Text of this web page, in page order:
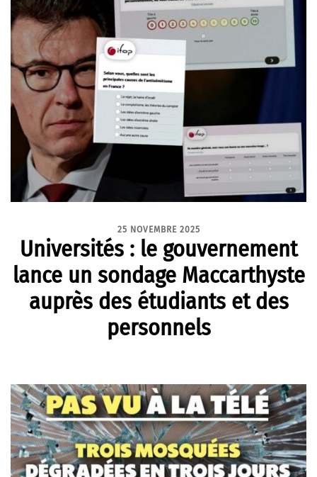
25 NOVEMBRE 2025
Universités : le gouvernement
lance un sondage Maccarthyste
auprès des étudiants et des
personnels